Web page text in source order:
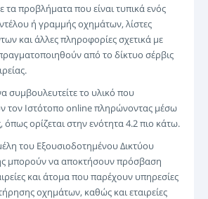
τα προβλήματα που είναι τυπικά ενός
ή γραμμής οχημάτων, λίστες
και άλλες πληροφορίες σχετικά με
από το δίκτυο σέρβις
συμβουλευτείτε το υλικό που
τον Ιστότοπο online πληρώνοντας μέσω
όπως ορίζεται στην ενότητα 4.2 πιο κάτω.
του Εξουσιοδοτημένου Δικτύου
μπορούν να αποκτήσουν πρόσβαση
και άτομα που παρέχουν υπηρεσίες
οχημάτων, καθώς και εταιρείες